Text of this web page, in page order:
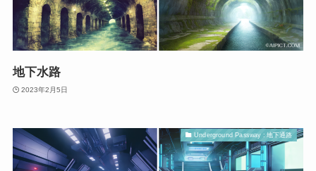
地下水路
2023年2月5日
Underground Passway : 地下通路